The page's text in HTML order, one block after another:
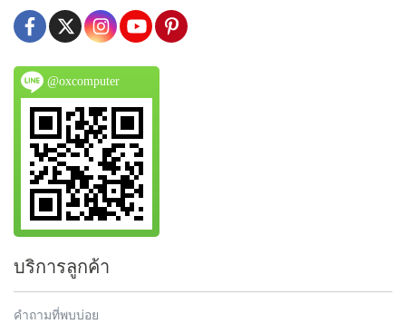
@oxcomputer
บริการลูกค้า
คำถามที่พบบ่อย